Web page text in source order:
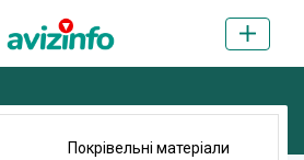
Покрівельні матеріали